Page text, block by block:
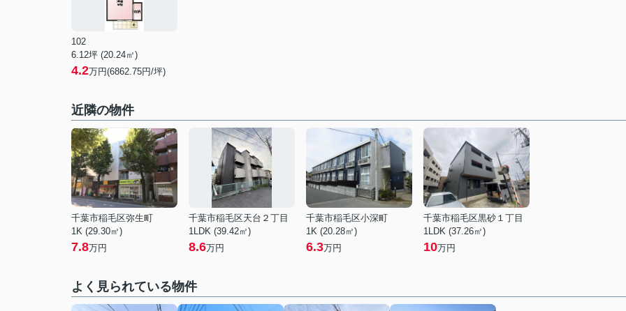
102
6.12坪 (20.24㎡)
4.2万円(6862.75円/坪)
近隣の物件
千葉市稲毛区弥生町
1K (29.30㎡)
7.8万円
千葉市稲毛区天台２丁目
1LDK (39.42㎡)
8.6万円
千葉市稲毛区小深町
1K (20.28㎡)
6.3万円
千葉市稲毛区黒砂１丁目
1LDK (37.26㎡)
10万円
よく見られている物件